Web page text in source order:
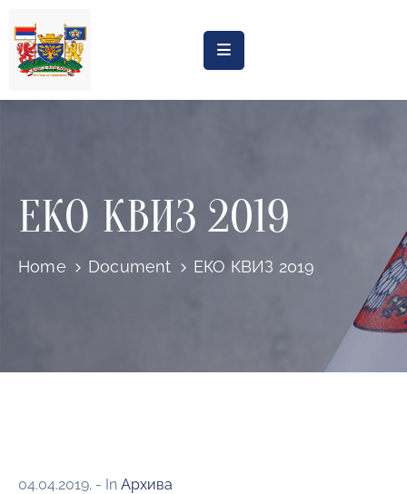
Насловна
Процена
утицаја
Регистри
ЕКО КВИЗ 2019
Home Document ЕКО КВИЗ 2019
04.04.2019. - In Архива